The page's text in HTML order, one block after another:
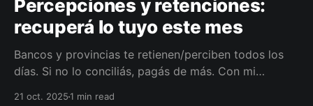
Percepciones y retenciones:
recuperá lo tuyo este mes
Bancos y provincias te retienen/perciben todos los
días. Si no lo conciliás, pagás de más. Con mi
21 oct. 20251 min read